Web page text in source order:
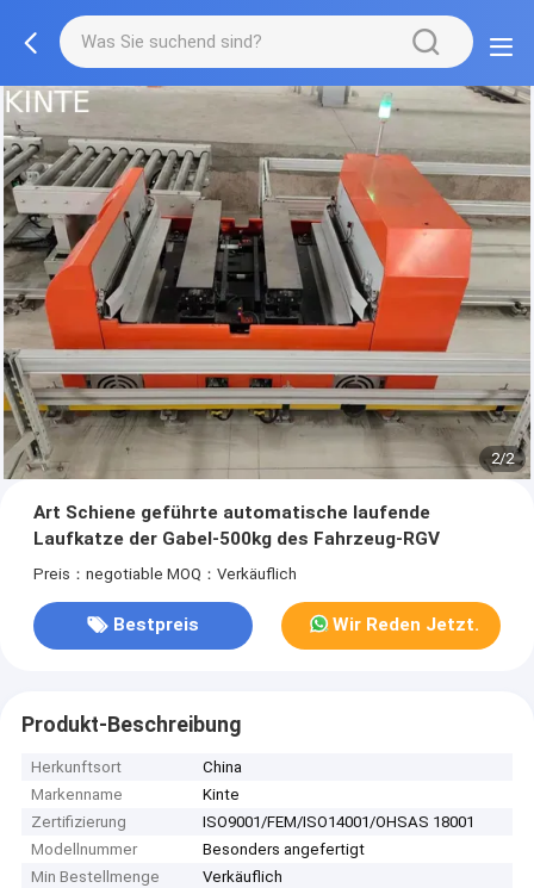
2/2
Art Schiene geführte automatische laufende
Laufkatze der Gabel-500kg des Fahrzeug-RGV
Preis：negotiable MOQ：Verkäuflich
Bestpreis Wir Reden Jetzt.
Produkt-Beschreibung
Herkunftsort
China
Markenname
Kinte
Zertifizierung
ISO9001/FEM/ISO14001/OHSAS 18001
Modellnummer
Besonders angefertigt
Min Bestellmenge
Verkäuflich